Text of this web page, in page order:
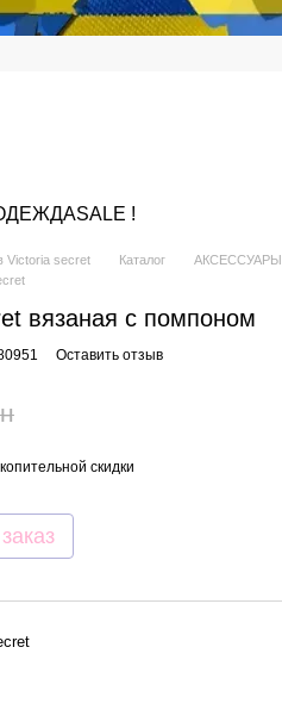
SALE !
Victoria secret Каталог АКСЕССУАРЫ
вязаная с помпоном
Оставить отзыв
скидки